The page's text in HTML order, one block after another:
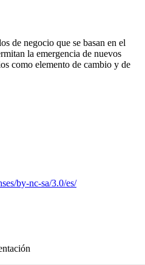
de negocio que se basan en el
la emergencia de nuevos
como elemento de cambio y de
by-nc-sa/3.0/es/